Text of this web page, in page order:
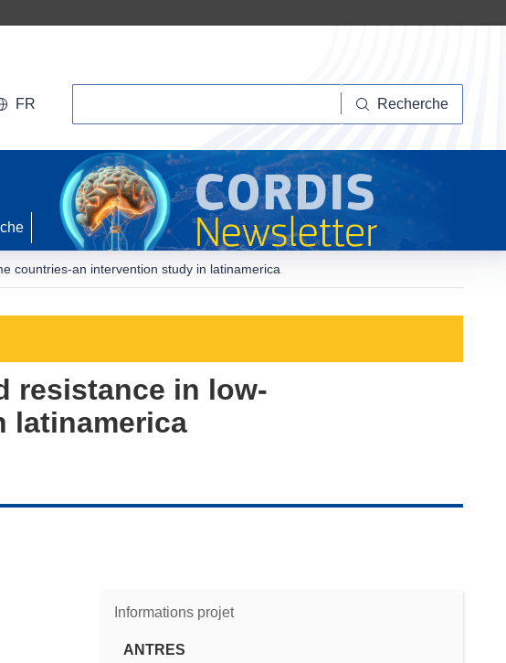
FR Recherche
countries-an intervention study in latinamerica
resistance in low-
latinamerica
Informations projet
ANTRES